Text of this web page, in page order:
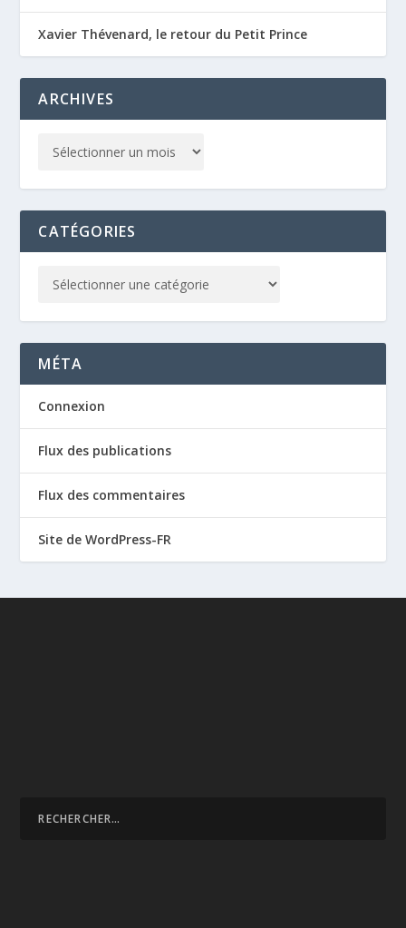
Xavier Thévenard, le retour du Petit Prince
ARCHIVES
CATÉGORIES
MÉTA
Connexion
Flux des publications
Flux des commentaires
Site de WordPress-FR